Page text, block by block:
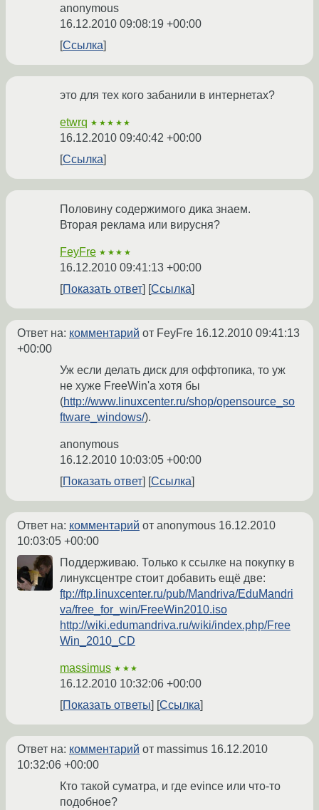
anonymous
16.12.2010 09:08:19 +00:00
Ссылка
это для тех кого забанили в интернетах?
etwrq ★★★★★
16.12.2010 09:40:42 +00:00
Ссылка
Половину содержимого дика знаем.
Вторая реклама или вирусня?
FeyFre ★★★★
16.12.2010 09:41:13 +00:00
Показать ответ
Ссылка
Ответ на: комментарий от FeyFre 16.12.2010 09:41:13
+00:00
Уж если делать диск для оффтопика, то уж
не хуже FreeWin'a хотя бы
(http://www.linuxcenter.ru/shop/opensource_so
ftware_windows/).
anonymous
16.12.2010 10:03:05 +00:00
Показать ответ
Ссылка
Ответ на: комментарий от anonymous 16.12.2010
10:03:05 +00:00
Поддерживаю. Только к ссылке на покупку в
линуксцентре стоит добавить ещё две:
ftp://ftp.linuxcenter.ru/pub/Mandriva/EduMandri
va/free_for_win/FreeWin2010.iso
http://wiki.edumandriva.ru/wiki/index.php/Free
Win_2010_CD
massimus ★★★
16.12.2010 10:32:06 +00:00
Показать ответы
Ссылка
Ответ на: комментарий от massimus 16.12.2010
10:32:06 +00:00
Кто такой суматра, и где evince или что-то
подобное?